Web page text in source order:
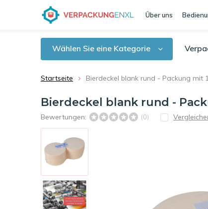
Über uns
Wählen Sie eine Kategorie
Startseite Bierdeckel blank rund - Packung mit
Bierdeckel blank rund -
Bewertungen: (0)